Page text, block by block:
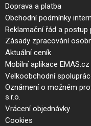
Doprava a platba
Obchodní podmínky
Reklamační řád a
Zásady zpracování
Aktuální ceník
Mobilní aplikace EMAS.cz
Velkoobchodní
Oznámení o možném
s.r.o.
Vrácení objednávky
Cookies